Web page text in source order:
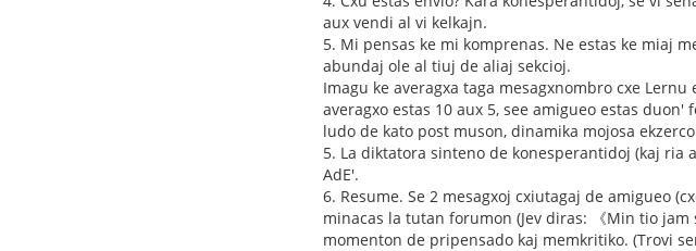
aux vendi al vi kelkajn.
5. Mi pensas ke mi komprenas. Ne estas ke miaj
abundaj ole al tiuj de aliaj sekcioj.
Imagu ke averagxa taga mesagxnombro cxe
averagxo estas 10 aux 5, see amigueo estas
ludo de kato post muson, dinamika mojosa
5. La diktatora sinteno de konesperantidoj (kaj ria
AdE'.
6. Resume. Se 2 mesagxoj cxiutagaj de amigueo
minacas la tutan forumon (Jev diras: 《Min tio
momenton de pripensado kaj memkritiko. (Trovi